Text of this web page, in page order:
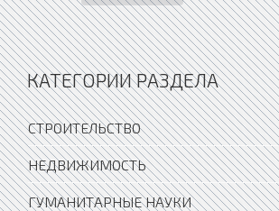
КАТЕГОРИИ РАЗДЕЛА
СТРОИТЕЛЬСТВО
НЕДВИЖИМОСТЬ
ГУМАНИТАРНЫЕ НАУКИ